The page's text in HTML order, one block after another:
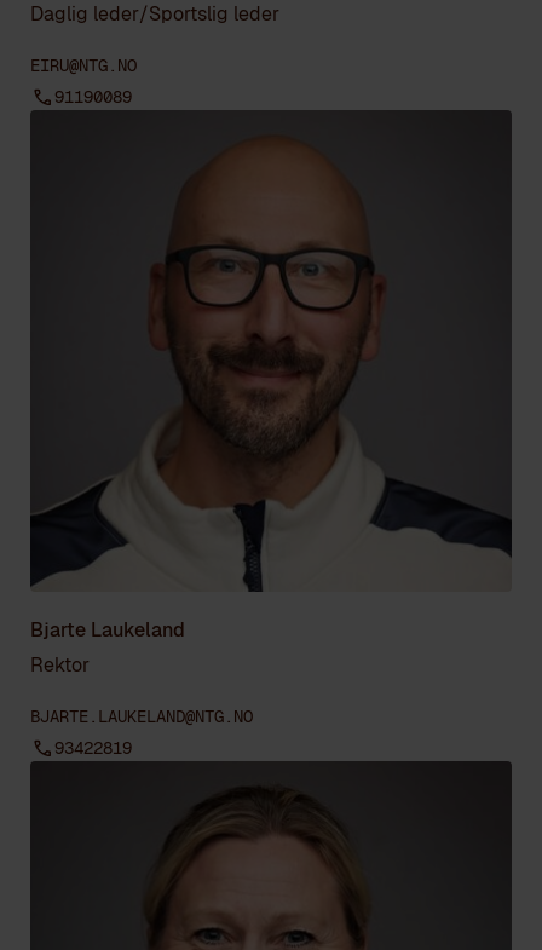
Daglig leder/Sportslig leder
EIRU@NTG.NO
91190089
Bjarte Laukeland
Rektor
BJARTE.LAUKELAND@NTG.NO
93422819